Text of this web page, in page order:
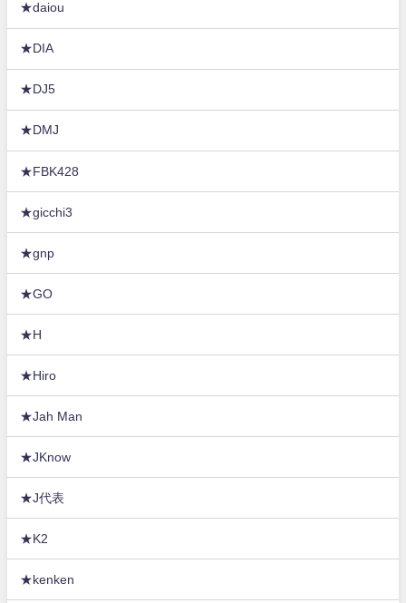
★daiou
★DIA
★DJ5
★DMJ
★FBK428
★gicchi3
★gnp
★GO
★H
★Hiro
★Jah Man
★JKnow
★J代表
★K2
★kenken